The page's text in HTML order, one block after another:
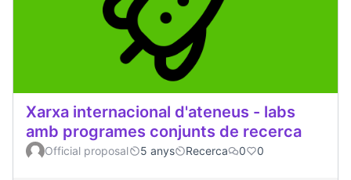
Xarxa internacional d'ateneus - labs
amb programes conjunts de recerca
Official proposal 5 anys Recerca 0 0